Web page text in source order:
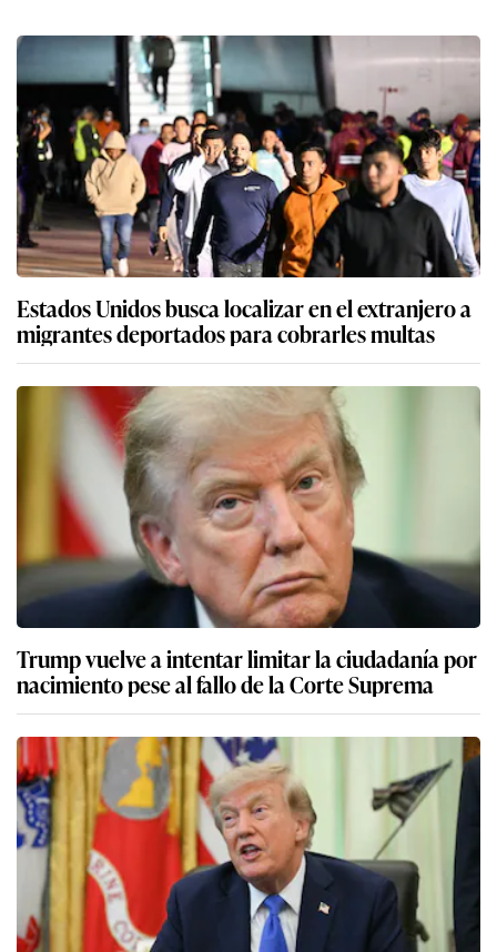
Estados Unidos busca localizar en el extranjero a
migrantes deportados para cobrarles multas
Trump vuelve a intentar limitar la ciudadanía por
nacimiento pese al fallo de la Corte Suprema